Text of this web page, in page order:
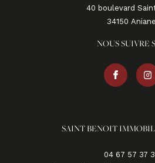
40 boulevard
34150
aniane
NOUS SUIVRE
SAINT BENOIT
04 67 57 37